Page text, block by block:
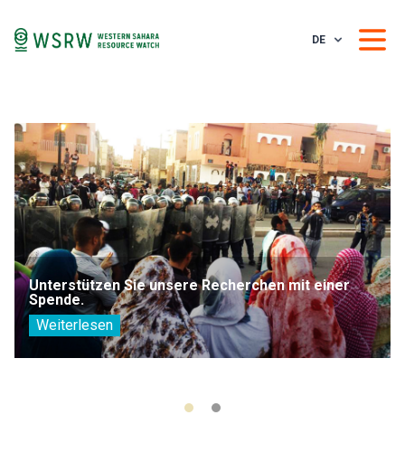
DE
Unterstützen Sie unsere Recherchen mit einer
Spende.
Weiterlesen